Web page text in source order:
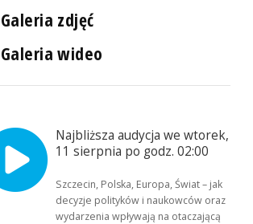
Galeria zdjęć
Galeria wideo
Najbliższa audycja we wtorek,
11 sierpnia po godz. 02:00
Szczecin, Polska, Europa, Świat – jak
decyzje polityków i naukowców oraz
wydarzenia wpływają na otaczającą